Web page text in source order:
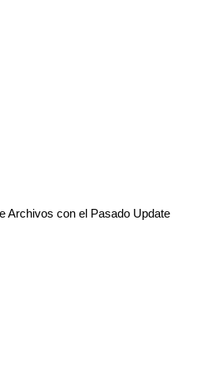
Archivos con el Pasado Update